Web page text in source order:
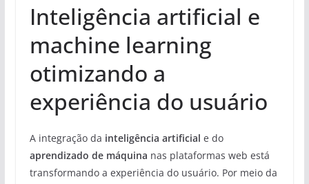
Inteligência artificial e
machine learning
otimizando a
experiência do usuário
A integração da inteligência artificial e do
aprendizado de máquina nas plataformas web está
transformando a experiência do usuário. Por meio da